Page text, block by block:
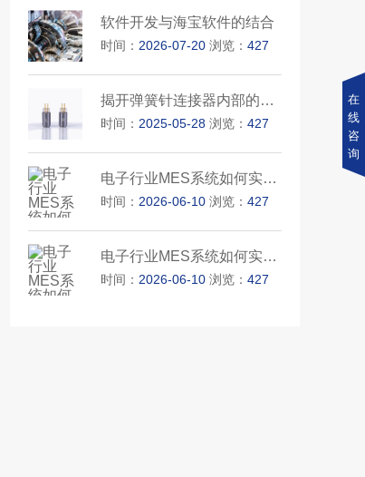
软件开发与海宝软件的结合
时间： 2026-07-20 浏览：427
揭开弹簧针连接器内部的秘密
时间： 2025-05-28 浏览：427
电子行业MES系统如何实现高效生···
时间： 2026-06-10 浏览：427
电子行业MES系统如何实现高效生···
时间： 2026-06-10 浏览：427
在
线
咨
询